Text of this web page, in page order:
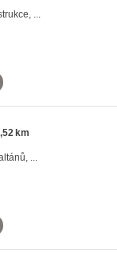
...
km
...